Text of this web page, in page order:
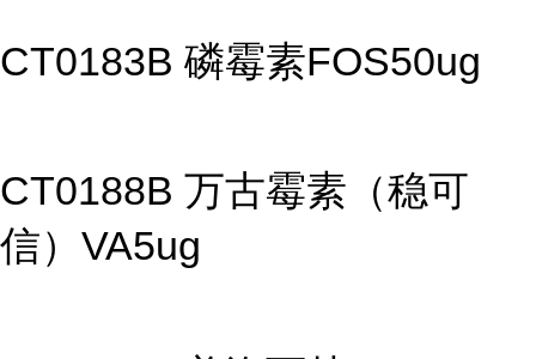
CT0183B 磷霉素FOS50ug
CT0188B 万古霉素（稳可
信）VA5ug